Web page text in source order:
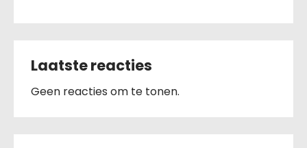
Laatste reacties
Geen reacties om te tonen.